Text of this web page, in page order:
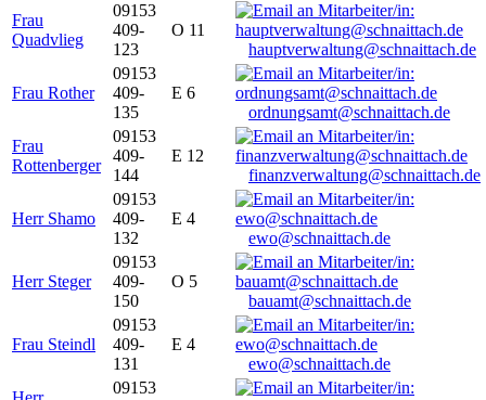
Frau
Quadvlieg
09153
409-
123
O 11
hauptverwaltung@schnaittach.de
Frau Rother
09153
409-
135
E 6
ordnungsamt@schnaittach.de
Frau
Rottenberger
09153
409-
144
E 12
finanzverwaltung@schnaittach.de
Herr Shamo
09153
409-
132
E 4
ewo@schnaittach.de
Herr Steger
09153
409-
150
O 5
bauamt@schnaittach.de
Frau Steindl
09153
409-
131
E 4
ewo@schnaittach.de
09153